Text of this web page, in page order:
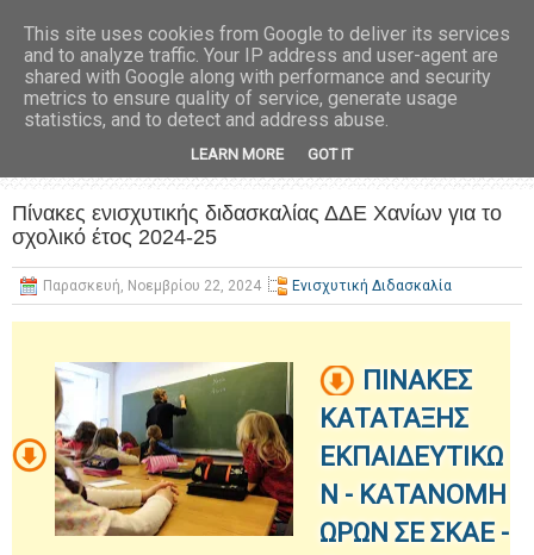
Πίνακες ενισχυτικής διδασκαλίας ΔΔΕ Χανίων για το
σχολικό έτος 2024-25
Παρασκευή, Νοεμβρίου 22, 2024 Ενισχυτική Διδασκαλία
ΠΙΝΑΚΕΣ
ΚΑΤΑΤΑΞΗΣ
ΕΚΠΑΙΔΕΥΤΙΚΩ
Ν - ΚΑΤΑΝΟΜΗ
ΩΡΩΝ ΣΕ ΣΚΑΕ -
This site uses cookies from Google to deliver its services
and to analyze traffic. Your IP address and user-agent are
shared with Google along with performance and security
metrics to ensure quality of service, generate usage
statistics, and to detect and address abuse.
LEARN MORE GOT IT